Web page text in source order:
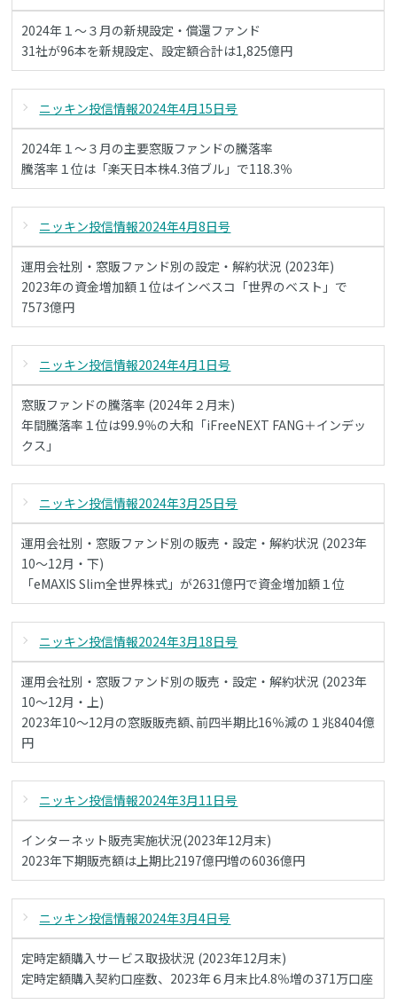
2024年１～３月の新規設定・償還ファンド
31社が96本を新規設定、設定額合計は1,825億円
ニッキン投信情報2024年4月15日号
2024年１～３月の主要窓販ファンドの騰落率
騰落率１位は「楽天日本株4.3倍ブル」で118.3％
ニッキン投信情報2024年4月8日号
運用会社別・窓販ファンド別の設定・解約状況 (2023年)
2023年の資金増加額１位はインベスコ「世界のベスト」で
7573億円
ニッキン投信情報2024年4月1日号
窓販ファンドの騰落率 (2024年２月末)
年間騰落率１位は99.9％の大和「iFreeNEXT FANG＋インデッ
クス」
ニッキン投信情報2024年3月25日号
運用会社別・窓販ファンド別の販売・設定・解約状況 (2023年
10～12月・下)
「eMAXIS Slim全世界株式」が2631億円で資金増加額１位
ニッキン投信情報2024年3月18日号
運用会社別・窓販ファンド別の販売・設定・解約状況 (2023年
10～12月・上)
2023年10～12月の窓販販売額､前四半期比16％減の１兆8404億
円
ニッキン投信情報2024年3月11日号
インターネット販売実施状況(2023年12月末)
2023年下期販売額は上期比2197億円増の6036億円
ニッキン投信情報2024年3月4日号
定時定額購入サービス取扱状況 (2023年12月末)
定時定額購入契約口座数、2023年６月末比4.8％増の371万口座